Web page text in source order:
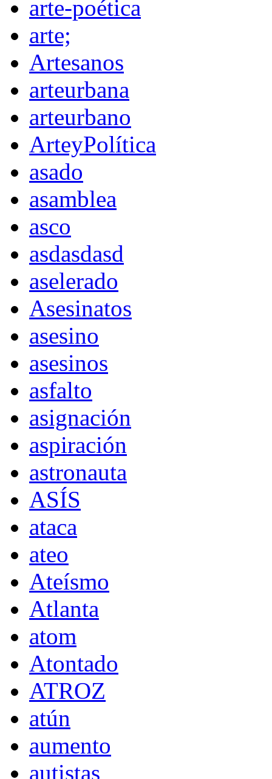
arte-poética
arte;
Artesanos
arteurbana
arteurbano
ArteyPolítica
asado
asamblea
asco
asdasdasd
aselerado
Asesinatos
asesino
asesinos
asfalto
asignación
aspiración
astronauta
ASÍS
ataca
ateo
Ateísmo
Atlanta
atom
Atontado
ATROZ
atún
aumento
autistas